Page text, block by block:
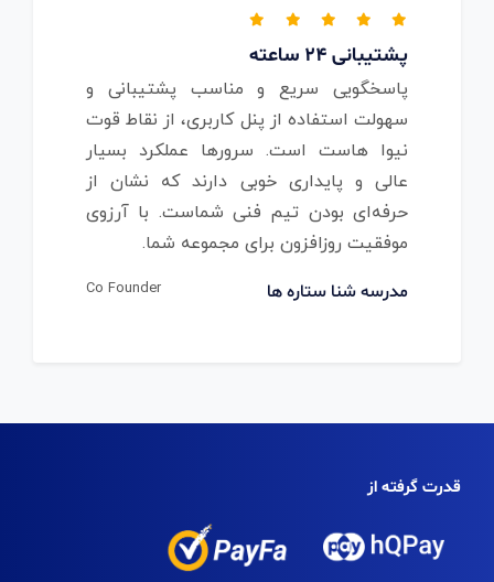
پشتیبانی 24 ساعته
پاسخگویی سریع و مناسب پشتیبانی و
سهولت استفاده از پنل کاربری، از نقاط قوت
نیوا هاست است. سرورها عملکرد بسیار
عالی و پایداری خوبی دارند که نشان از
حرفه‌ای بودن تیم فنی شماست. با آرزوی
موفقیت روزافزون برای مجموعه شما.
مدرسه شنا ستاره ها
Co Founder
قدرت گرفته از